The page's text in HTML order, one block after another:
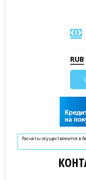
RUB
Расчеты осуществляются в